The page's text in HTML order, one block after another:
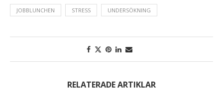
JOBBLUNCHEN STRESS UNDERSÖKNING
RELATERADE ARTIKLAR